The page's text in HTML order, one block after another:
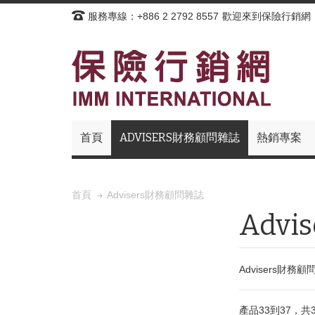
服務專線：+886 2 2792 8557 歡迎來到保險行銷網
首頁 ADVISERS財務顧問雜誌 熱銷專案
首頁 Advisers財務顧問雜誌
Advisers財務顧
產品33到37，共